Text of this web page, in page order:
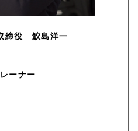
締役 鮫島洋一
ーナー